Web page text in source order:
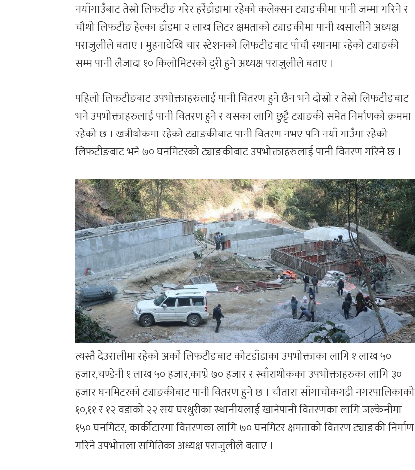
नयाँगाउँबाट तेस्रो लिफटीङ गरेर हर्रेडाँडामा रहेको कलेक्सन ट्याङकीमा पानी जम्मा गरिने र
चौथो लिफटीङ हेल्का डाँडमा २ लाख लिटर क्षमताको ट्याङकीमा पानी खसालीने अध्यक्ष
पराजुलीले बताए । मुहनादेखि चार स्टेशनको लिफटीङबाट पाँचौ स्थानमा रहेको ट्याङकी
सम्म पानी लैजादा १० किलोमिटरको दुरी हुने अध्यक्ष पराजुलीले बताए ।
पहिलो लिफटीङबाट उपभोक्ताहरुलाई पानी वितरण हुने छैन भने दोस्रो र तेस्रो लिफटीङबाट
भने उपभोक्ताहरुलाई पानी वितरण हुने र यसका लागि छुट्टै ट्याङकी समेत निर्माणको क्रममा
रहेको छ । खत्रीथोकमा रहेको ट्याङकीबाट पानी वितरण नभए पनि नयाँ गाउँमा रहेको
लिफटीङबाट भने ७० घनमिटरको ट्याङकीबाट उपभोक्ताहरुलाई पानी वितरण गरिने छ ।
त्यस्तै देउरालीमा रहेको अर्काे लिफटीङबाट कोटडाँडाका उपभोक्ताका लागि १ लाख ५०
हजार,चण्डेनी १ लाख ५० हजार,काभ्रे ७० हजार र स्वाँराथोकका उपभोक्ताहरुका लागि ३०
हजार घनमिटरको ट्याङकीबाट पानी वितरण हुने छ । चौतारा साँगाचोकगढी नगरपालिकाको
१०,११ र १२ वडाको २२ सय घरधुरीका स्थानीयलाई खानेपानी वितरणका लागि जल्केनीमा
१५० घनमिटर, कार्कीटारमा वितरणका लागि ७० घनमिटर क्षमताको वितरण ट्याङकी निर्माण
गरिने उपभोत्तला समितिका अध्यक्ष पराजुलीले बताए ।